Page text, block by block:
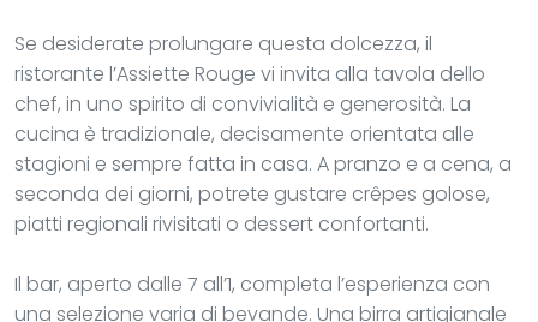
Se desiderate prolungare questa dolcezza, il
ristorante l’Assiette Rouge vi invita alla tavola dello
chef, in uno spirito di convivialità e generosità. La
cucina è tradizionale, decisamente orientata alle
stagioni e sempre fatta in casa. A pranzo e a cena, a
seconda dei giorni, potrete gustare crêpes golose,
piatti regionali rivisitati o dessert confortanti.
Il bar, aperto dalle 7 all’1, completa l’esperienza con
una selezione varia di bevande. Una birra artigianale